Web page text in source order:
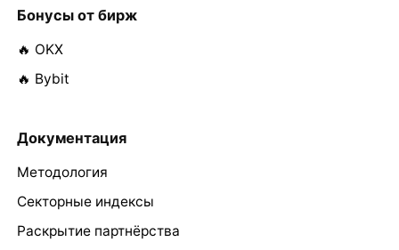
Бонусы от бирж
🔥 OKX
🔥 Bybit
Документация
Методология
Секторные индексы
Раскрытие партнёрства